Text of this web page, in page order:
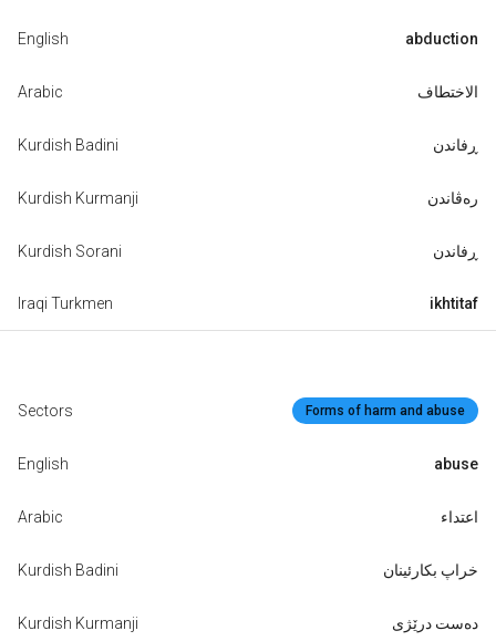
English abduction
Arabic الاختطاف
Kurdish Badini ڕفاندن
Kurdish Kurmanji رەڤاندن
Kurdish Sorani ڕفاندن
Iraqi Turkmen ikhtitaf
Sectors Forms of harm and abuse
English abuse
Arabic اعتداء
Kurdish Badini خراپ بکارئینان
Kurdish Kurmanji دەست درێژی